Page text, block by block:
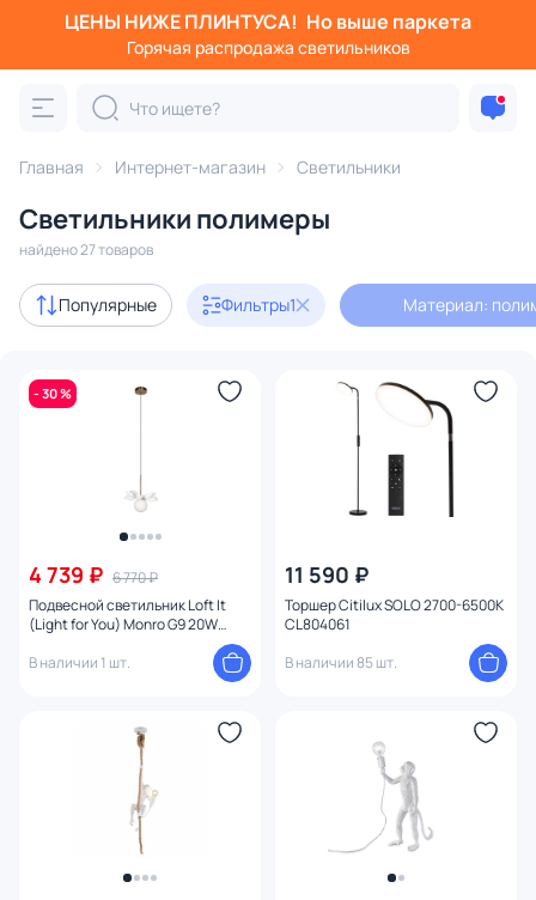
ЦЕНЫ НИЖЕ ПЛИНТУСА! Но выше паркета
Горячая распродажа светильников
Главная Интернет-магазин Светильники
Светильники полимеры
найдено 27 товаров
Популярные Фильтры1 Материал:
- 30 %
4 739 ₽ 6 770 ₽
Подвесной светильник Loft It
(Light for You) Monro G9 20W
В наличии 1 шт.
11 590 ₽
Торшер Citilux SOLO 2700-6500K
CL804061
В наличии 85 шт.
Фильтры
Категория:
Люстры Подвесные светильники
Акции 7
Доставка
Стиль
Страна
Тип помещения